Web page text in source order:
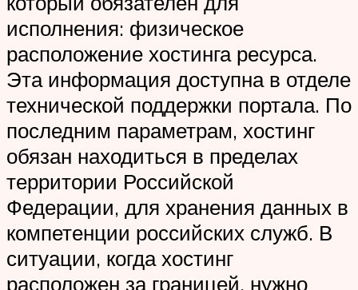
исполнения: физическое
расположение хостинга ресурса.
Эта информация доступна в отделе
технической поддержки портала. По
последним параметрам, хостинг
обязан находиться в пределах
территории Российской
Федерации, для хранения данных в
компетенции российских служб. В
ситуации, когда хостинг
расположен за границей, нужно